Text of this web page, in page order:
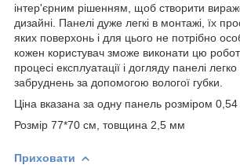
інтер'єрним рішенням, щоб створити
дизайні. Панелі дуже легкі в монтажі, їх
яких поверхонь і для цього не потрібно
кожен користувач зможе виконати цю
процесі експлуатації і догляду панелі
забруднень за допомогою вологої губки.
Ціна вказана за одну панель розміром
Розмір 77*70 см, товщина 2,5 мм
Приховати